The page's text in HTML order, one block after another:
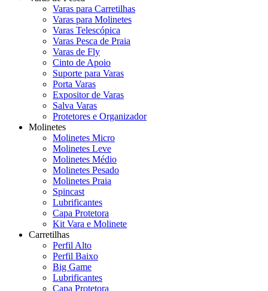
Varas para Carretilhas
Varas para Molinetes
Varas Telescópica
Varas Pesca de Praia
Varas de Fly
Cinto de Apoio
Suporte para Varas
Porta Varas
Expositor de Varas
Salva Varas
Protetores e Organizador
Molinetes
Molinetes Micro
Molinetes Leve
Molinetes Médio
Molinetes Pesado
Molinetes Praia
Spincast
Lubrificantes
Capa Protetora
Kit Vara e Molinete
Carretilhas
Perfil Alto
Perfil Baixo
Big Game
Lubrificantes
Capa Protetora